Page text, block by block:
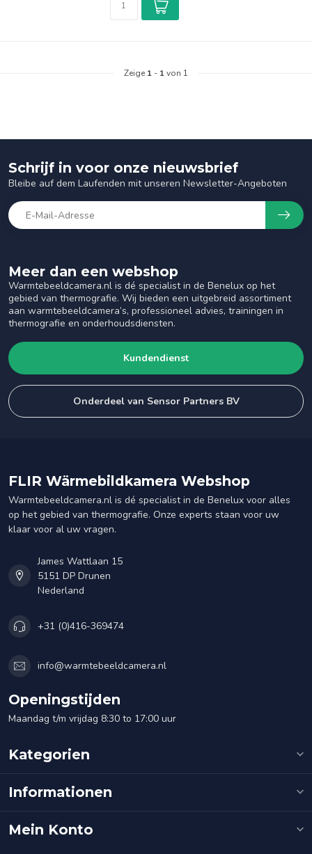
Zeige 1 - 1von 1
Meer dan een webshop
Warmtebeeldcamera.nl is dé specialist in de Benelux op het
gebied van thermografie. Wij bieden een uitgebreid assortiment
aan warmtebeeldcamera’s, professioneel advies, trainingen in
thermografie en onderhoudsdiensten.
Kundendienst
Onderdeel van Sensor Partners BV
Schrijf in voor onze nieuwsbrief
Bleibe auf dem Laufenden mit unseren Newsletter-Angeboten
FLIR Wärmebildkamera Webshop
Warmtebeeldcamera.nl is dé specialist in de Benelux voor alles
op het gebied van thermografie. Onze experts staan voor uw
klaar voor al uw vragen.
James Wattlaan 15
5151 DP Drunen
Nederland
+31 (0)416-369474
info@warmtebeeldcamera.nl
Openingstijden
Maandag t/m vrijdag 8:30 to 17:00 uur
Kategorien
Informationen
Mein Konto